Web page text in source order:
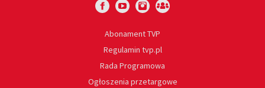
Abonament TVP
Regulamin tvp.pl
Rada Programowa
Ogłoszenia przetargowe